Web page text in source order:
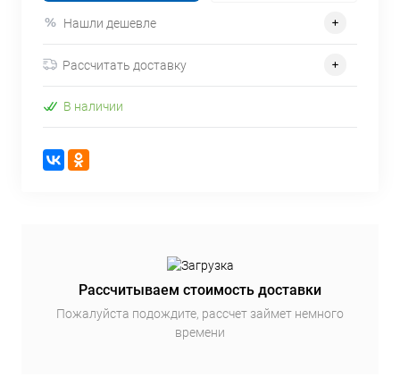
Нашли дешевле
Рассчитать доставку
В наличии
Рассчитываем стоимость доставки
Пожалуйста подождите, рассчет займет немного
времени